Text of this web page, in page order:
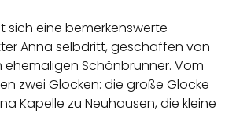
sich eine bemerkenswerte
Anna selbdritt, geschaffen von
ehemaligen Schönbrunner. Vom
zwei Glocken: die große Glocke
Kapelle zu Neuhausen, die kleine